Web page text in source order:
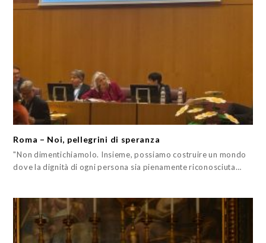
Roma – Noi, pellegrini di speranza
"Non dimentichiamolo. Insieme, possiamo costruire un mondo
dove la dignità di ogni persona sia pienamente riconosciuta…